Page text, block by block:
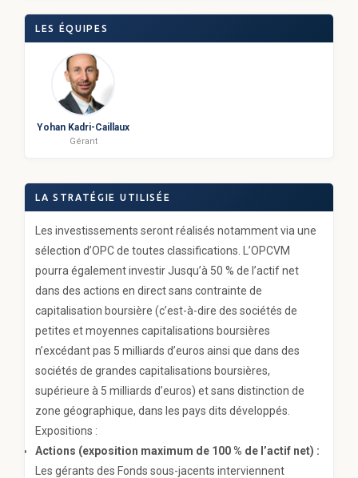
LES ÉQUIPES
Yohan Kadri-Caillaux
Gérant
LA STRATÉGIE UTILISÉE
Les investissements seront réalisés notamment via une
sélection d’OPC de toutes classifications. L’OPCVM
pourra également investir Jusqu’à 50 % de l’actif net
dans des actions en direct sans contrainte de
capitalisation boursière (c’est-à-dire des sociétés de
petites et moyennes capitalisations boursières
n’excédant pas 5 milliards d’euros ainsi que dans des
sociétés de grandes capitalisations boursières,
supérieure à 5 milliards d’euros) et sans distinction de
zone géographique, dans les pays dits développés.
Expositions :
Actions (exposition maximum de 100 % de l’actif net) :
Les gérants des Fonds sous-jacents interviennent